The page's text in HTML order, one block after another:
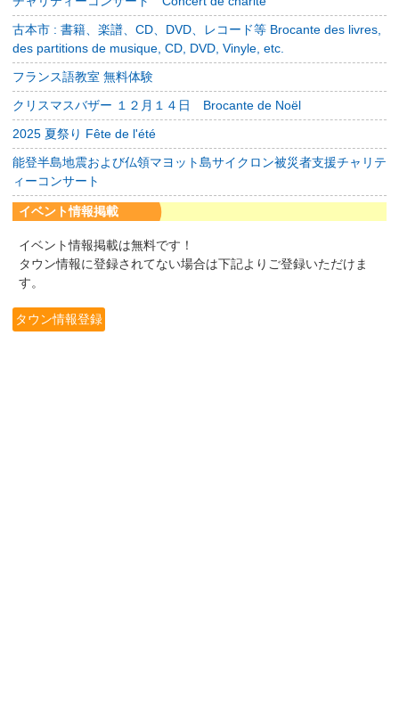
古本市 : 書籍、楽譜、CD、DVD、レコード等 Brocante des livres,
des partitions de musique, CD, DVD, Vinyle, etc.
フランス語教室 無料体験
クリスマスバザー １２月１４日 Brocante de Noël
2025 夏祭り Fête de l'été
能登半島地震および仏領マヨット島サイクロン被災者支援チャリテ
ィーコンサート
イベント情報掲載
イベント情報掲載は無料です！
タウン情報に登録されてない場合は下記よりご登録いただけま
す。
タウン情報登録